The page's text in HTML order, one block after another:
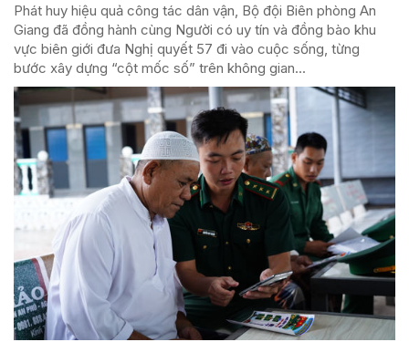
Phát huy hiệu quả công tác dân vận, Bộ đội Biên phòng An
Giang đã đồng hành cùng Người có uy tín và đồng bào khu
vực biên giới đưa Nghị quyết 57 đi vào cuộc sống, từng
bước xây dựng “cột mốc số” trên không gian...